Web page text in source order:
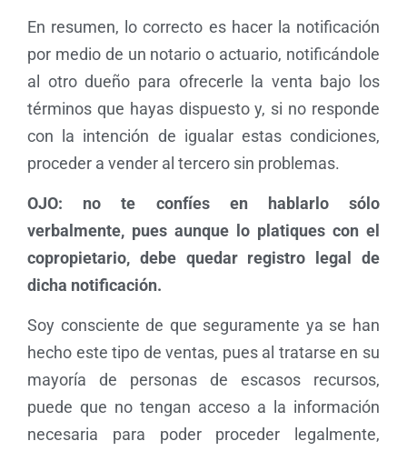
En resumen, lo correcto es hacer la notificación
por medio de un notario o actuario, notificándole
al otro dueño para ofrecerle la venta bajo los
términos que hayas dispuesto y, si no responde
con la intención de igualar estas condiciones,
proceder a vender al tercero sin problemas.
OJO: no te confíes en hablarlo sólo
verbalmente, pues aunque lo platiques con el
copropietario, debe quedar registro legal de
dicha notificación.
Soy consciente de que seguramente ya se han
hecho este tipo de ventas, pues al tratarse en su
mayoría de personas de escasos recursos,
puede que no tengan acceso a la información
necesaria para poder proceder legalmente,